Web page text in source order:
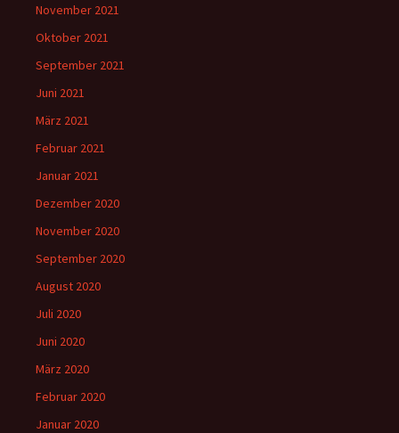
November 2021
Oktober 2021
September 2021
Juni 2021
März 2021
Februar 2021
Januar 2021
Dezember 2020
November 2020
September 2020
August 2020
Juli 2020
Juni 2020
März 2020
Februar 2020
Januar 2020